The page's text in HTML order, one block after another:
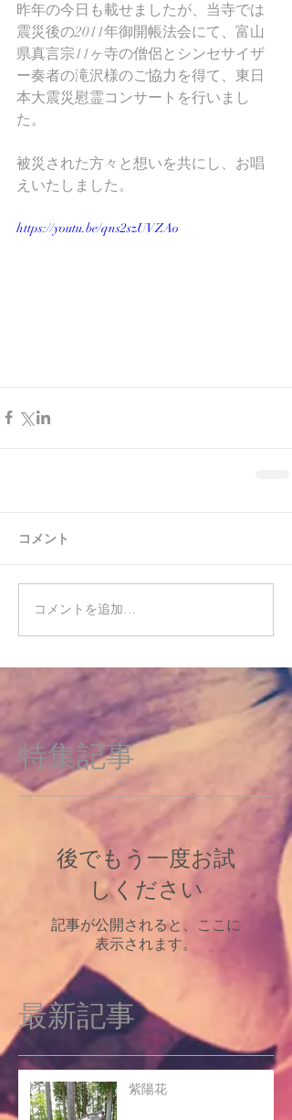
昨年の今日も載せましたが、当寺では
震災後の2011年御開帳法会にて、富山
県真言宗11ヶ寺の僧侶とシンセサイザ
ー奏者の滝沢様のご協力を得て、東日
本大震災慰霊コンサートを行いまし
た。
被災された方々と想いを共にし、お唱
えいたしました。
https://youtu.be/qns2szUVZAo
コメント
コメントを追加…
特集記事
後でもう一度お試
しください
記事が公開されると、ここに
表示されます。
最新記事
紫陽花